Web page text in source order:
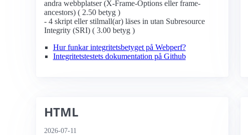
andra webbplatser (X-Frame-Options eller frame-
ancestors) ( 2.50 betyg )
- 4 skript eller stilmall(ar) läses in utan Subresource
Integrity (SRI) ( 3.00 betyg )
Hur funkar integritetsbetyget på Webperf?
Integritetstestets dokumentation på Github
HTML
2026-07-11